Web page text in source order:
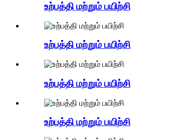
உற்பத்தி மற்றும் பயிற்சி
உற்பத்தி மற்றும் பயிற்சி
உற்பத்தி மற்றும் பயிற்சி
உற்பத்தி மற்றும் பயிற்சி